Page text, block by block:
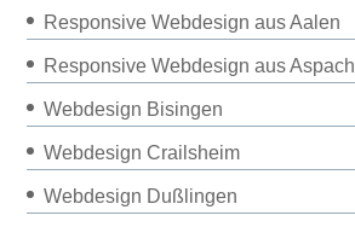
Responsive Webdesign aus Aalen
Responsive Webdesign aus Aspach
Webdesign Bisingen
Webdesign Crailsheim
Webdesign Dußlingen